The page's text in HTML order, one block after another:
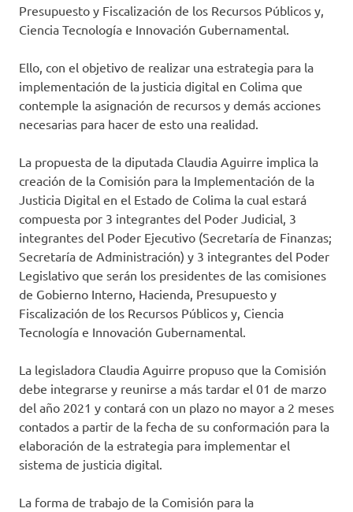
Presupuesto y Fiscalización de los Recursos Públicos y,
Ciencia Tecnología e Innovación Gubernamental.
Ello, con el objetivo de realizar una estrategia para la
implementación de la justicia digital en Colima que
contemple la asignación de recursos y demás acciones
necesarias para hacer de esto una realidad.
La propuesta de la diputada Claudia Aguirre implica la
creación de la Comisión para la Implementación de la
Justicia Digital en el Estado de Colima la cual estará
compuesta por 3 integrantes del Poder Judicial, 3
integrantes del Poder Ejecutivo (Secretaría de Finanzas;
Secretaría de Administración) y 3 integrantes del Poder
Legislativo que serán los presidentes de las comisiones
de Gobierno Interno, Hacienda, Presupuesto y
Fiscalización de los Recursos Públicos y, Ciencia
Tecnología e Innovación Gubernamental.
La legisladora Claudia Aguirre propuso que la Comisión
debe integrarse y reunirse a más tardar el 01 de marzo
del año 2021 y contará con un plazo no mayor a 2 meses
contados a partir de la fecha de su conformación para la
elaboración de la estrategia para implementar el
sistema de justicia digital.
La forma de trabajo de la Comisión para la